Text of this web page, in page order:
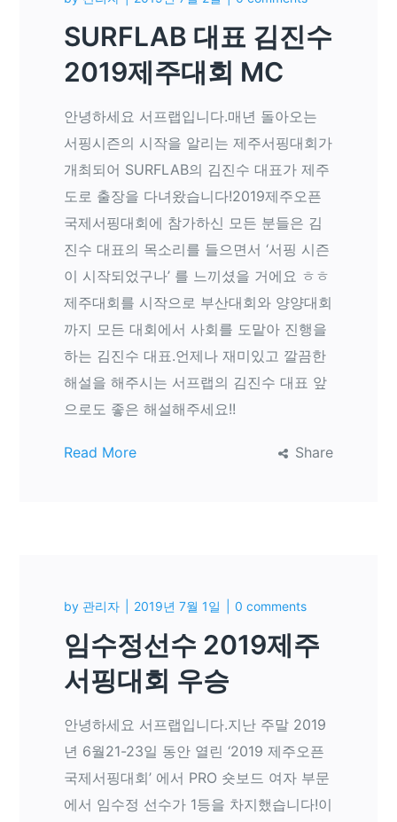
SURFLAB 대표 김진수
2019제주대회 MC
안녕하세요 서프랩입니다.매년 돌아오는
서핑시즌의 시작을 알리는 제주서핑대회가
개최되어 SURFLAB의 김진수 대표가 제주
도로 출장을 다녀왔습니다!2019제주오픈
국제서핑대회에 참가하신 모든 분들은 김
진수 대표의 목소리를 들으면서 ‘서핑 시즌
이 시작되었구나’ 를 느끼셨을 거에요 ㅎㅎ
제주대회를 시작으로 부산대회와 양양대회
까지 모든 대회에서 사회를 도맡아 진행을
하는 김진수 대표.언제나 재미있고 깔끔한
해설을 해주시는 서프랩의 김진수 대표 앞
으로도 좋은 해설해주세요!!
Read More Share
by 관리자 2019년 7월 1일 0 comments
임수정선수 2019제주
서핑대회 우승
안녕하세요 서프랩입니다.지난 주말 2019
년 6월21-23일 동안 열린 ‘2019 제주오픈
국제서핑대회’ 에서 PRO 숏보드 여자 부문
에서 임수정 선수가 1등을 차지했습니다!이